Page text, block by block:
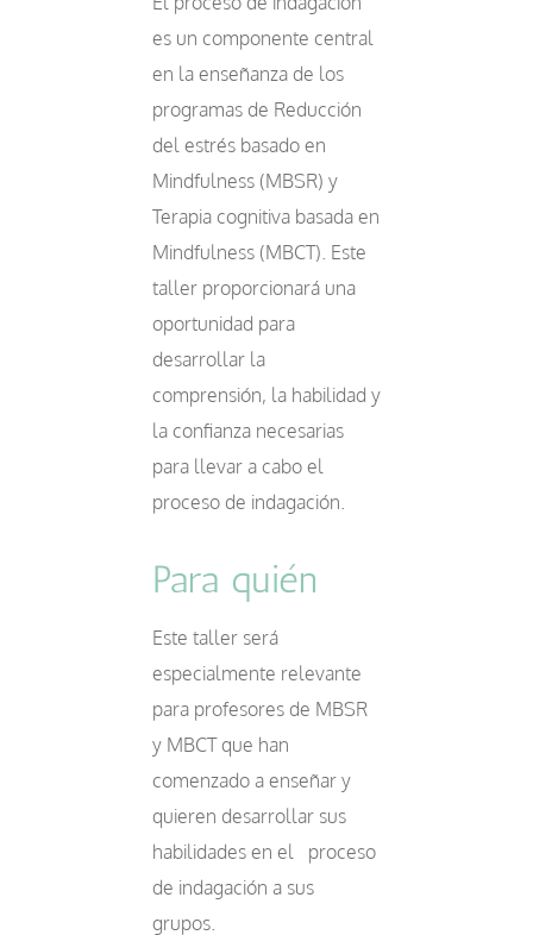
es un componente central
en la enseñanza de los
programas de Reducción
del estrés basado en
Mindfulness (MBSR) y
Terapia cognitiva basada en
Mindfulness (MBCT). Este
taller proporcionará una
oportunidad para
desarrollar la
comprensión, la habilidad y
la confianza necesarias
para llevar a cabo el
proceso de indagación.
Para quién
Este taller será
especialmente relevante
para profesores de MBSR
y MBCT que han
comenzado a enseñar y
quieren desarrollar sus
habilidades en el proceso
de indagación a sus
grupos.